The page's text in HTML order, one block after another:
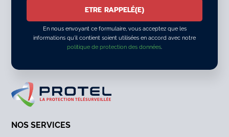
NOS SERVICES
En nous envoyant ce formulaire, vous acceptez que les
informations qu'il contient soient utilisées en accord avec notre
politique de protection des données.